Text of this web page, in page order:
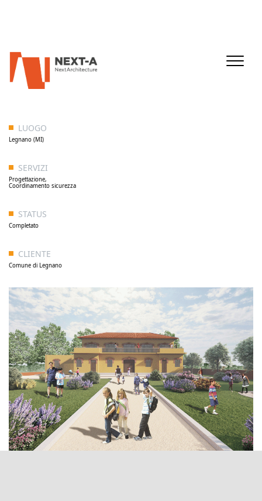
LUOGO
Legnano (MI)
SERVIZI
Progettazione,
Coordinamento sicurezza
STATUS
Completato
CLIENTE
Comune di Legnano